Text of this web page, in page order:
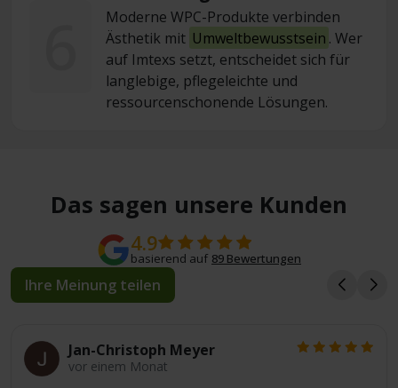
Moderne WPC-Produkte verbinden
Ästhetik mit Umweltbewusstsein . Wer
auf Imtexs setzt, entscheidet sich für
langlebige, pflegeleichte und
ressourcenschonende Lösungen.
Das sagen unsere Kunden
4.9
basierend auf 89 Bewertungen
Ihre Meinung teilen
Jan-Christoph Meyer
vor einem Monat